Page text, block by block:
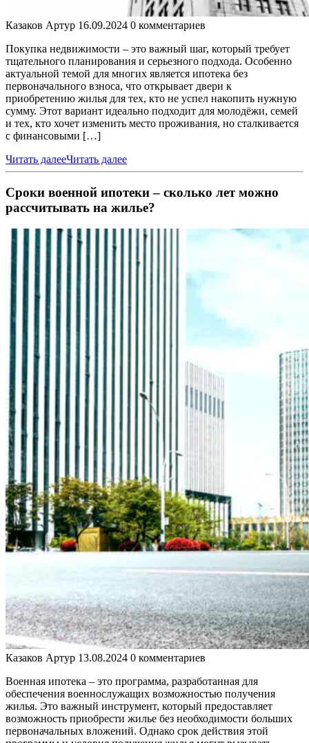
Казаков Артур 16.09.2024 0 комментариев
Покупка недвижимости – это важный шаг, который требует
тщательного планирования и серьезного подхода. Особенно
актуальной темой для многих является ипотека без
первоначального взноса, что открывает двери к
приобретению жилья для тех, кто не успел накопить нужную
сумму. Этот вариант идеально подходит для молодёжи, семей
и тех, кто хочет изменить место проживания, но сталкивается
с финансовыми […]
Читать далееЧитать далее
Сроки военной ипотеки – сколько лет можно
рассчитывать на жилье?
Казаков Артур 13.08.2024 0 комментариев
Военная ипотека – это программа, разработанная для
обеспечения военнослужащих возможностью получения
жилья. Это важный инструмент, который предоставляет
возможность приобрести жилье без необходимости больших
первоначальных вложений. Однако срок действия этой